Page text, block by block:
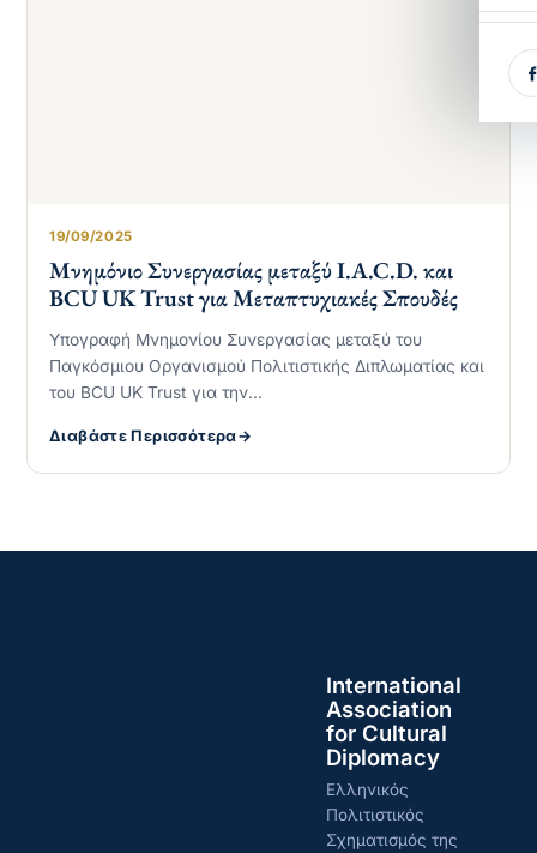
19/09/2025
Μνημόνιο Συνεργασίας μεταξύ I.A.C.D. και
BCU UK Trust για Μεταπτυχιακές Σπουδές
Υπογραφή Μνημονίου Συνεργασίας μεταξύ του
Παγκόσμιου Οργανισμού Πολιτιστικής Διπλωματίας και
του BCU UK Trust για την…
Διαβάστε Περισσότερα
International
Association
for Cultural
Diplomacy
Ελληνικός
Πολιτιστικός
Σχηματισμός της